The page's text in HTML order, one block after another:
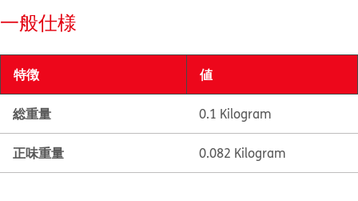
一般仕様
特徴 値
総重量 0.1 Kilogram
正味重量 0.082 Kilogram